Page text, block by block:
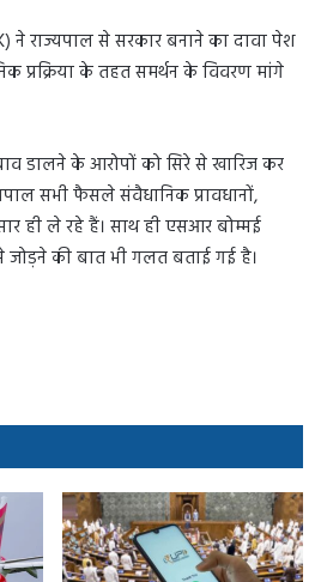
ने राज्यपाल से सरकार बनाने का दावा पेश
प्रक्रिया के तहत समर्थन के विवरण मांगे
डालने के आरोपों को सिरे से खारिज कर
सभी फैसले संवैधानिक प्रावधानों,
ही ले रहे हैं। साथ ही एसआर बोम्मई
जोड़ने की बात भी गलत बताई गई है।